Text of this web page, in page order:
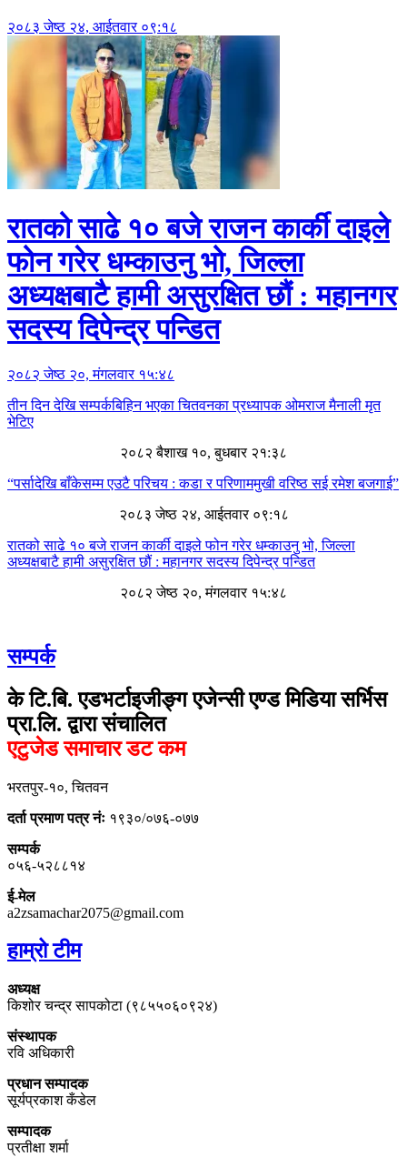
२०८३ जेष्ठ २४, आईतवार ०९:१८
रातको साढे १० बजे राजन कार्की दाइले
फोन गरेर धम्काउनु भो, जिल्ला
अध्यक्षबाटै हामी असुरक्षित छौं : महानगर
सदस्य दिपेन्द्र पन्डित
२०८२ जेष्ठ २०, मंगलवार १५:४८
तीन दिन देखि सम्पर्कबिहिन भएका चितवनका प्रध्यापक ओमराज मैनाली मृत
भेटिए
२०८२ बैशाख १०, बुधबार २१:३८
“पर्सादेखि बाँकेसम्म एउटै परिचय : कडा र परिणाममुखी वरिष्ठ सई रमेश बजगाई”
२०८३ जेष्ठ २४, आईतवार ०९:१८
रातको साढे १० बजे राजन कार्की दाइले फोन गरेर धम्काउनु भो, जिल्ला
अध्यक्षबाटै हामी असुरक्षित छौं : महानगर सदस्य दिपेन्द्र पन्डित
२०८२ जेष्ठ २०, मंगलवार १५:४८
सम्पर्क
के टि.बि. एडभर्टाइजीङ्ग एजेन्सी एण्ड मिडिया सर्भिस
प्रा.लि. द्वारा संचालित
एटुजेड समाचार डट कम
भरतपुर-१०, चितवन
दर्ता प्रमाण पत्र नंः १९३०/०७६-०७७
सम्पर्क
०५६-५२८८१४
ई-मेल
a2zsamachar2075@gmail.com
हाम्रो टीम
अध्यक्ष
किशोर चन्द्र सापकोटा (९८५५०६०९२४)
संस्थापक
रवि अधिकारी
प्रधान सम्पादक
सूर्यप्रकाश कँडेल
सम्पादक
प्रतीक्षा शर्मा